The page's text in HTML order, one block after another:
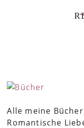
Alle meine
Romantische